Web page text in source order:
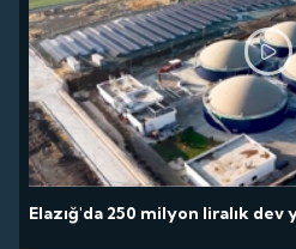
Elazığ'da 250 milyon liralık dev